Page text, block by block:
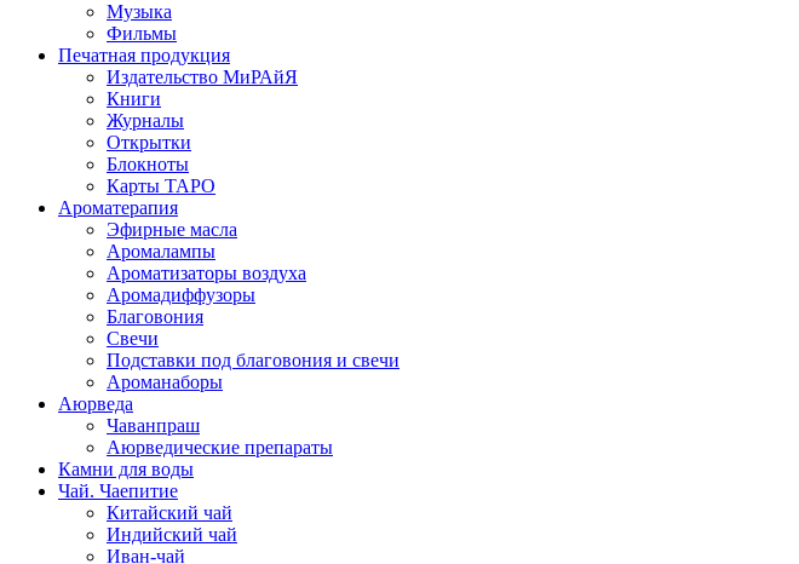
Музыка
Фильмы
Печатная продукция
Издательство МиРАйЯ
Книги
Журналы
Открытки
Блокноты
Карты ТАРО
Ароматерапия
Эфирные масла
Аромалампы
Ароматизаторы воздуха
Аромадиффузоры
Благовония
Свечи
Подставки под благовония и свечи
Ароманаборы
Аюрведа
Чаванпраш
Аюрведические препараты
Камни для воды
Чай. Чаепитие
Китайский чай
Индийский чай
Иван-чай